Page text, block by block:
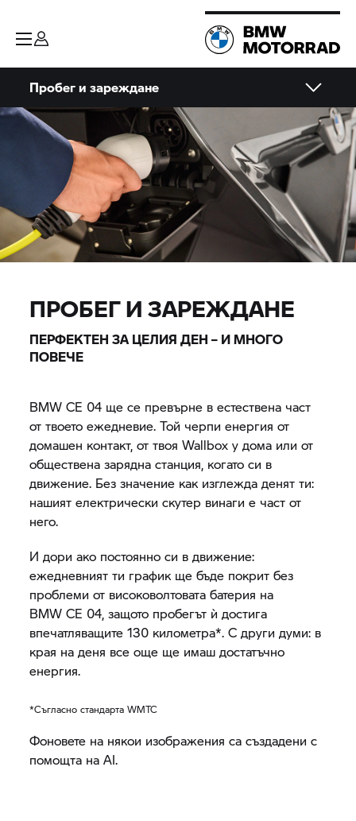
Пробег и зареждане
ПРОБЕГ И ЗАРЕЖДАНЕ
ПЕРФЕКТЕН ЗА ЦЕЛИЯ ДЕН – И МНОГО
ПОВЕЧЕ
BMW CE 04 ще се превърне в естествена част
от твоето ежедневие. Той черпи енергия от
домашен контакт, от твоя Wallbox у дома или от
обществена зарядна станция, когато си в
движение. Без значение как изглежда денят ти:
нашият електрически скутер винаги е част от
него.
И дори ако постоянно си в движение:
ежедневният ти график ще бъде покрит без
проблеми от високоволтовата батерия на
BMW CE 04, защото пробегът ѝ достига
впечатляващите 130 километра*. С други думи: в
края на деня все още ще имаш достатъчно
енергия.
*Съгласно стандарта WMTC
Фоновете на някои изображения са създадени с
помощта на AI.